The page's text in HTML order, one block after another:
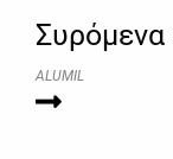
ALUMIL